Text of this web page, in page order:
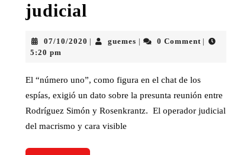
judicial
07/10/2020 guemes 0 Comment
5:20 pm
El “número uno”, como figura en el chat de los
espías, exigió un dato sobre la presunta reunión entre
Rodríguez Simón y Rosenkrantz. El operador judicial
del macrismo y cara visible